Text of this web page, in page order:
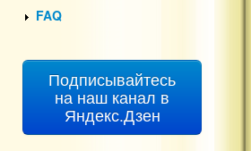
FAQ
Подписывайтесь
на наш канал в
Яндекс.Дзен